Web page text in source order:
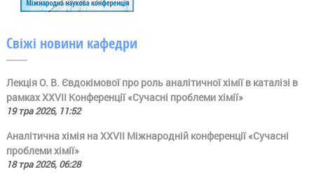
Свіжі новини кафедри
Лекція О. В. Євдокімової про роль аналітичної хімії в каталізі в
рамках ХХVII Конференції «Сучасні проблеми хімії»
19 тра 2026, 11:52
Аналітична хімія на ХХVII Міжнародній конференції «Сучасні
проблеми хімії»
18 тра 2026, 06:28